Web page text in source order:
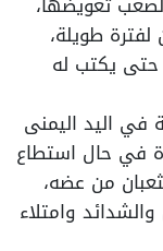
طويلة،
حتى يكتب له
في اليد اليمنى
في حال استطاع
من عضه،
وامتلاء